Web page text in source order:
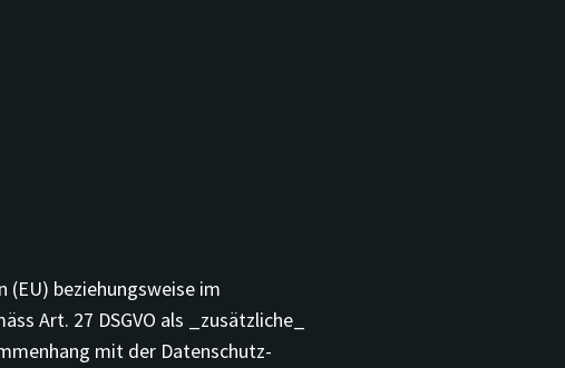
beziehungsweise im
Art. 27 DSGVO als _zusätzliche_
mit der Datenschutz-